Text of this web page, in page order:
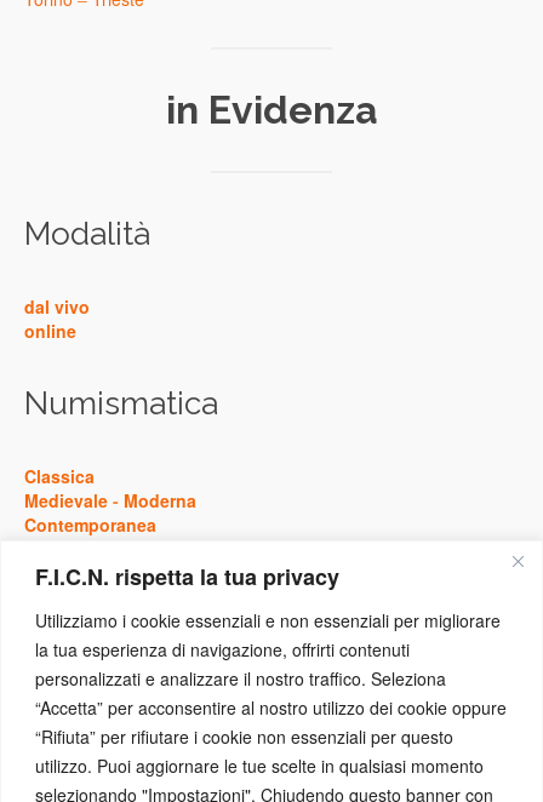
F.I.C.N. rispetta la tua privacy
Utilizziamo i cookie essenziali e non essenziali per migliorare
la tua esperienza di navigazione, offrirti contenuti
personalizzati e analizzare il nostro traffico. Seleziona
“Accetta” per acconsentire al nostro utilizzo dei cookie oppure
“Rifiuta” per rifiutare i cookie non essenziali per questo
utilizzo. Puoi aggiornare le tue scelte in qualsiasi momento
selezionando "Impostazioni". Chiudendo questo banner con
in Evidenza
Modalità
dal vivo
online
Numismatica
Classica
Medievale - Moderna
Contemporanea
Storia
Medievale-Moderna
Contemporanea
Eventi